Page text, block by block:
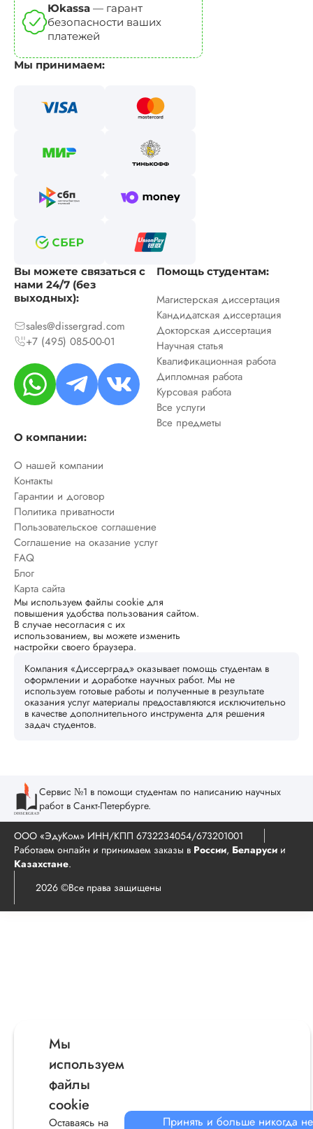
Мы
используем
файлы
cookie
Оставаясь на Принять и больше никогда не
Юkassa — гарант
безопасности ваших
платежей
Мы принимаем:
Вы можете связаться с
нами 24/7 (без
выходных):
sales@dissergrad.com
+7 (495) 085-00-01
Помощь студентам:
Магистерская диссертация
Кандидатская диссертация
Докторская диссертация
Научная статья
Квалификационная работа
Дипломная работа
Курсовая работа
Все услуги
Все предметы
О компании:
О нашей компании
Контакты
Гарантии и договор
Политика приватности
Пользовательское соглашение
Соглашение на оказание услуг
FAQ
Блог
Карта сайта
Мы используем файлы cookie для
повышения удобства пользования сайтом.
В случае несогласия с их
использованием, вы можете изменить
настройки своего браузера.
Компания «Диссерград» оказывает помощь студентам в
оформлении и доработке научных работ. Мы не
используем готовые работы и полученные в результате
оказания услуг материалы предоставляются исключительно
в качестве дополнительного инструмента для решения
задач студентов.
Сервис №1 в помощи студентам по написанию научных
работ в Санкт-Петербурге.
ООО «ЭдуКом» ИНН/КПП 6732234054/673201001
Работаем онлайн и принимаем заказы в России, Беларуси и
Казахстане.
2026 ©Все права защищены